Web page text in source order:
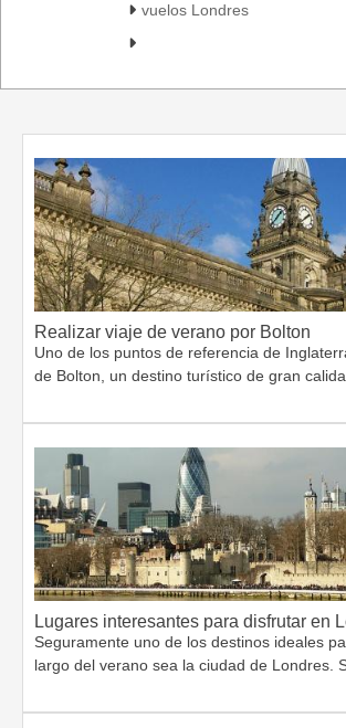
vuelos Londres
Realizar viaje de verano por Bolton
Uno de los puntos de referencia de
de Bolton, un destino turístico de gran
Lugares interesantes para disfrutar en
Seguramente uno de los destinos ideales
largo del verano sea la ciudad de Londres.